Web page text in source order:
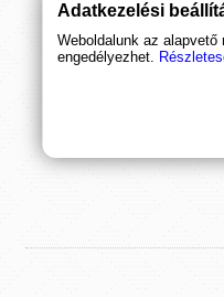
Ha
Adatkezelési
Weboldalunk az
engedélyezhet.